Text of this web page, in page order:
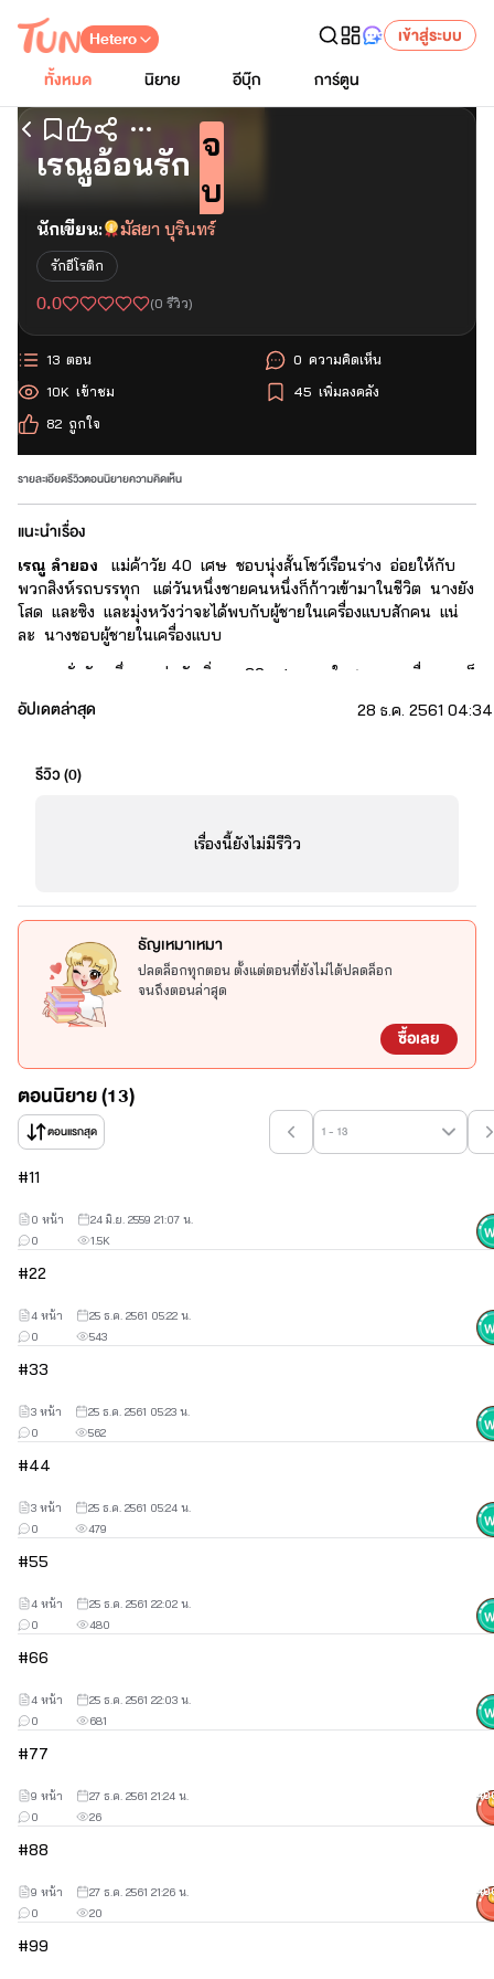
Hetero
เข้าสู่ระบบ
ทั้งหมด
นิยาย อีบุ๊ก การ์ตูน
เริ่มอ่านตอนแรก
เรณูอ้อนรัก
จ
บ
นักเขียน: มัสยา บุรินทร์
รักอีโรติก
0.0 (0 รีวิว)
ตอน
13
เข้าชม
10K
ถูกใจ
82
ความคิดเห็น
0
เพิ่มลงคลัง
45
รายละเอียดรีวิวตอนนิยายความคิดเห็น
แนะนำเรื่อง
เรณู ลำยอง แม่ค้าวัย 40 เศษ ชอบนุ่งสั้นโชว์เรือนร่าง อ่อยให้กับ
พวกสิงห์รถบรรทุก แต่วันหนึ่งชายคนหนึ่งก็ก้าวเข้ามาในชีวิต นางยัง
โสด และซิง และมุ่งหวังว่าจะได้พบกับผู้ชายในเครื่องแบบสักคน แน่
ละ นางชอบผู้ชายในเครื่องแบบ
จนกระทั่งวันหนึ่ง  หนุ่มวัยเพิ่งจะ 30 เศษ ๆ  ในชุดนอกเครื่องแบบก็
ก้าวเข้ามาในร้านส้มตำของนาง
อย่ามาราวี  ไม่เกี่ยวข้องหรือยุ่งเกี่ยวกัน  ถ้ารังควานนาง  นางจะจัด
อัปเดตล่าสุด 28 ธ.ค. 2561
รีวิว (0)
เรื่องนี้ยังไม่มีรีวิว
ธัญเหมาเหมา
ปลดล็อกทุกตอน ตั้งแต่ตอนที่ยังไม่ได้ปลดล็อก
จนถึงตอนล่าสุด
ซื้อเลย
ตอนนิยาย (13)
ตอนแรกสุด 1 - 13
#11
1.5K
0
0 หน้า 24 มิ.ย. 2559 21:07 น.
#22
543
0
4 หน้า 25 ธ.ค. 2561 05:22 น.
#33
562
0
3 หน้า 25 ธ.ค. 2561 05:23 น.
#44
479
0
3 หน้า 25 ธ.ค. 2561 05:24 น.
#55
480
0
4 หน้า 25 ธ.ค. 2561 22:02 น.
#66
681
0
4 หน้า 25 ธ.ค. 2561 22:03 น.
#77
26
0
9 หน้า 27 ธ.ค. 2561 21:24 น.
#88
20
0
9 หน้า 27 ธ.ค. 2561 21:26 น.
#99